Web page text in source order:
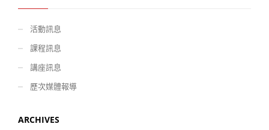
活動訊息
課程訊息
講座訊息
歷次媒體報導
ARCHIVES